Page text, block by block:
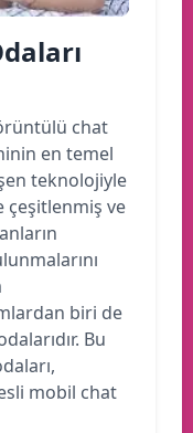
chat
en temel
teknolojiyle
ve
biri de
Bu
mobil chat